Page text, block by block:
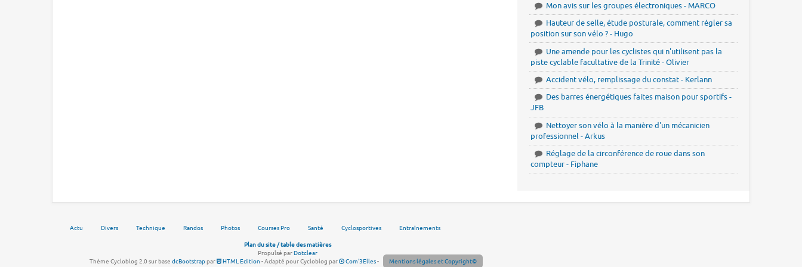
Mon avis sur les groupes électroniques - MARCO
Hauteur de selle, étude posturale, comment régler sa
position sur son vélo ? - Hugo
Une amende pour les cyclistes qui n'utilisent pas la
piste cyclable facultative de la Trinité - Olivier
Accident vélo, remplissage du constat - Kerlann
Des barres énergétiques faites maison pour sportifs -
JFB
Nettoyer son vélo à la manière d'un mécanicien
professionnel - Arkus
Réglage de la circonférence de roue dans son
compteur - Fiphane
Actu Divers Technique Randos Photos Courses Pro Santé Cyclosportives Entraînements
Plan du site / table des matières
Propulsé parDotclear
Thème Cycloblog 2.0 sur base dcBootstrappar HTML Edition - Adapté pour Cycloblog par Com'3Elles- Mentions légales et Copyright©